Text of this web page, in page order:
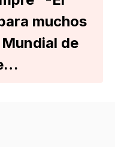
muchos
de